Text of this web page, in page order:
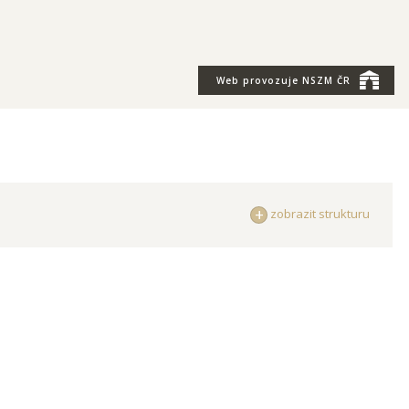
Web provozuje NSZM ČR
zobrazit strukturu